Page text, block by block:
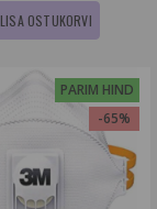
LISA OSTUKORVI
PARIM HIND
-65%